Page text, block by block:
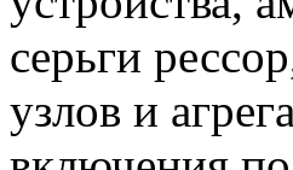
серьги
узлов и